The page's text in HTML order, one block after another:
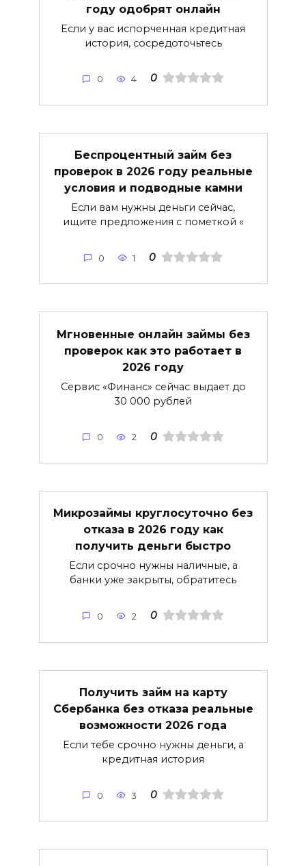
году одобрят онлайн
Если у вас испорченная кредитная
история, сосредоточьтесь
0 4 0
Беспроцентный займ без
проверок в 2026 году реальные
условия и подводные камни
Если вам нужны деньги сейчас,
ищите предложения с пометкой «
0 1 0
Мгновенные онлайн займы без
проверок как это работает в
2026 году
Сервис «Финанс» сейчас выдает до
30 000 рублей
0 2 0
Микрозаймы круглосуточно без
отказа в 2026 году как
получить деньги быстро
Если срочно нужны наличные, а
банки уже закрыты, обратитесь
0 2 0
Получить займ на карту
Сбербанка без отказа реальные
возможности 2026 года
Если тебе срочно нужны деньги, а
кредитная история
0 3 0